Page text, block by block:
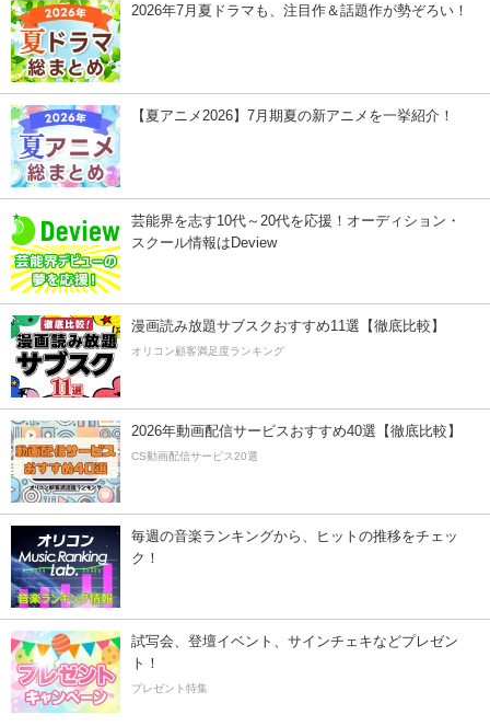
2026年7月夏ドラマも、注目作＆話題作が勢ぞろい！
【夏アニメ2026】7月期夏の新アニメを一挙紹介！
芸能界を志す10代～20代を応援！オーディション・
スクール情報はDeview
漫画読み放題サブスクおすすめ11選【徹底比較】
オリコン顧客満足度ランキング
2026年動画配信サービスおすすめ40選【徹底比較】
CS動画配信サービス20選
毎週の音楽ランキングから、ヒットの推移をチェッ
ク！
試写会、登壇イベント、サインチェキなどプレゼン
ト！
プレゼント特集